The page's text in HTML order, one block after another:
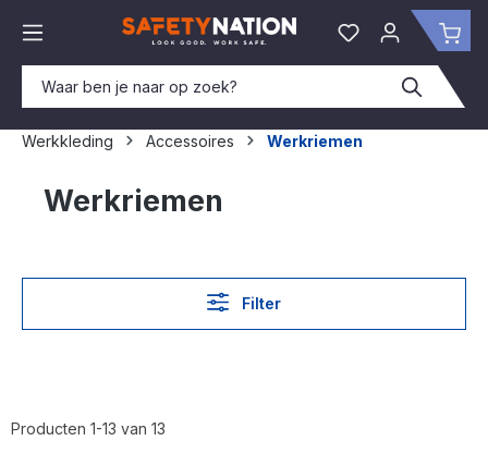
Je hebt 0 items
Werkkleding Accessoires Werkriemen
Werkriemen
Filter
Producten 1-13 van 13